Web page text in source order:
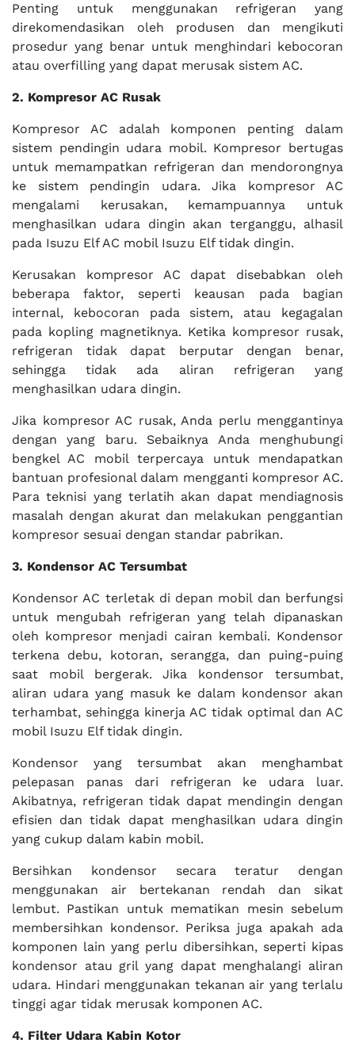
Penting untuk menggunakan refrigeran yang
direkomendasikan oleh produsen dan mengikuti
prosedur yang benar untuk menghindari kebocoran
atau overfilling yang dapat merusak sistem AC.
2. Kompresor AC Rusak
Kompresor AC adalah komponen penting dalam
sistem pendingin udara mobil. Kompresor bertugas
untuk memampatkan refrigeran dan mendorongnya
ke sistem pendingin udara. Jika kompresor AC
mengalami kerusakan, kemampuannya untuk
menghasilkan udara dingin akan terganggu, alhasil
pada Isuzu Elf AC mobil Isuzu Elf tidak dingin.
Kerusakan kompresor AC dapat disebabkan oleh
beberapa faktor, seperti keausan pada bagian
internal, kebocoran pada sistem, atau kegagalan
pada kopling magnetiknya. Ketika kompresor rusak,
refrigeran tidak dapat berputar dengan benar,
sehingga tidak ada aliran refrigeran yang
menghasilkan udara dingin.
Jika kompresor AC rusak, Anda perlu menggantinya
dengan yang baru. Sebaiknya Anda menghubungi
bengkel AC mobil terpercaya untuk mendapatkan
bantuan profesional dalam mengganti kompresor AC.
Para teknisi yang terlatih akan dapat mendiagnosis
masalah dengan akurat dan melakukan penggantian
kompresor sesuai dengan standar pabrikan.
3. Kondensor AC Tersumbat
Kondensor AC terletak di depan mobil dan berfungsi
untuk mengubah refrigeran yang telah dipanaskan
oleh kompresor menjadi cairan kembali. Kondensor
terkena debu, kotoran, serangga, dan puing-puing
saat mobil bergerak. Jika kondensor tersumbat,
aliran udara yang masuk ke dalam kondensor akan
terhambat, sehingga kinerja AC tidak optimal dan AC
mobil Isuzu Elf tidak dingin.
Kondensor yang tersumbat akan menghambat
pelepasan panas dari refrigeran ke udara luar.
Akibatnya, refrigeran tidak dapat mendingin dengan
efisien dan tidak dapat menghasilkan udara dingin
yang cukup dalam kabin mobil.
Bersihkan kondensor secara teratur dengan
menggunakan air bertekanan rendah dan sikat
lembut. Pastikan untuk mematikan mesin sebelum
membersihkan kondensor. Periksa juga apakah ada
komponen lain yang perlu dibersihkan, seperti kipas
kondensor atau gril yang dapat menghalangi aliran
udara. Hindari menggunakan tekanan air yang terlalu
tinggi agar tidak merusak komponen AC.
4. Filter Udara Kabin Kotor